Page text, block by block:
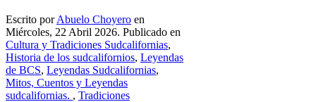
Escrito porAbuelo Choyero en
Miércoles, 22 Abril 2026. Publicado en
Cultura y Tradiciones Sudcalifornias,
Historia de los sudcalifornios, Leyendas
de BCS, Leyendas Sudcalifornias,
Mitos, Cuentos y Leyendas
sudcalifornias. , Tradiciones